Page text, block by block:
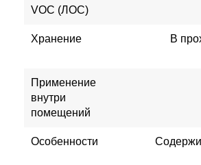
VOC (ЛОС)
Хранение В
Применение
внутри
помещений
Особенности